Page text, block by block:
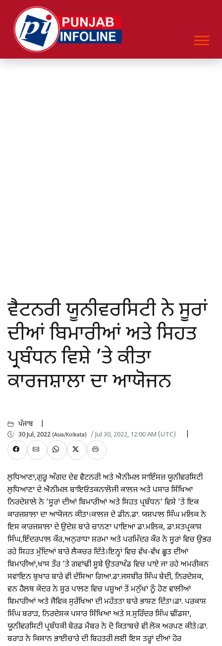
ਵੈਟਨਰੀ ਯੂਨੀਵਰਸਿਟੀ ਨੇ ਸੂਰਾਂ
ਦੀਆਂ ਬਿਮਾਰੀਆਂ ਅਤੇ ਸਿਹਤ
ਪ੍ਰਬੰਧਨ ਵਿਸ਼ੇ ’ਤੇ ਕੀਤਾ
ਕਾਰਜਸ਼ਾਲਾ ਦਾ ਆਯੋਜਨ
ਪੰਜਾਬ
30 Jul, 2022 (Asia/Kolkata) / Jul 30, 2022, 12:00 AM (UTC)
ਲੁਧਿਆਣਾ,ਗੁਰੂ ਅੰਗਦ ਦੇਵ ਵੈਟਨਰੀ ਅਤੇ ਐਨੀਮਲ ਸਾਇੰਸਜ਼ ਯੂਨੀਵਰਸਿਟੀ
ਲੁਧਿਆਣਾ ਦੇ ਐਨੀਮਲ ਬਾਇਓਤਕਨਾਲੋਜੀ ਕਾਲਜ ਅਤੇ ਪਸਾਰ ਸਿੱਖਿਆ
ਨਿਰਦੇਸ਼ਾਲੇ ਨੇ ’ਸੂਰਾਂ ਦੀਆਂ ਬਿਮਾਰੀਆਂ ਅਤੇ ਸਿਹਤ ਪ੍ਰਬੰਧਨ’ ਵਿਸ਼ੇ ’ਤੇ ਇਕ
ਕਾਰਜਸ਼ਾਲਾ ਦਾ ਆਯੋਜਨ ਕੀਤਾ।ਕਾਲਜ ਦੇ ਡੀਨ.ਡਾ. ਯਸ਼ਪਾਲ ਸਿੰਘ ਮਲਿਕ ਨੇ
ਇਸ ਕਾਰਜਸ਼ਾਲਾ ਦੇ ਉਦੇਸ਼ ਬਾਰੇ ਚਾਨਣਾ ਪਾਇਆ ਡਾ.ਮਲਿਕ, ਡਾ.ਸਤਪ੍ਰਕਾਸ਼
ਸਿੰਘ,ਇੰਦਰਪਾਲ ਕੌਰ,ਅਨੁਰਾਧਾ ਸ਼ਰਮਾ ਅਤੇ ਪਰਮਿੰਦਰ ਕੌਰ ਨੇ ਸੂਰਾਂ ਵਿਚ ਉਭਰ
ਰਹੇ ਸਿਹਤ ਮੁੱਦਿਆਂ ਬਾਰੇ ਲੈਕਚਰ ਦਿੱਤੇ।ਇਨ੍ਹਾਂ ਵਿਚ ਵੱਖ-ਵੱਖ ਛੂਤ ਦੀਆਂ
ਬਿਮਾਰੀਆਂ,ਖਾਸ ਤੌਰ ’ਤੇ ਗਵਾਂਢੀ ਸੂਬੇ ਉਤਰਾਖੰਡ ਵਿਚ ਪਾਏ ਜਾ ਰਹੇ ਅਮਰੀਕਨ
ਸਵਾਇਨ ਬੁਖਾਰ ਬਾਰੇ ਵੀ ਦੱਸਿਆ ਗਿਆ.ਡਾ.ਜਸਬੀਰ ਸਿੰਘ ਬੇਦੀ, ਨਿਰਦੇਸ਼ਕ,
ਵਨ ਹੈਲਥ ਕੇਂਦਰ ਨੇ ਸੂਰ ਪਾਲਣ ਵਿਚ ਪਸ਼ੂਆਂ ਤੋਂ ਮਨੁੱਖਾਂ ਨੂੰ ਹੋਣ ਵਾਲੀਆਂ
ਬਿਮਾਰੀਆਂ ਅਤੇ ਜੈਵਿਕ ਸੁਰੱਖਿਆ ਦੀ ਮਹੱਤਤਾ ਬਾਰੇ ਭਾਸ਼ਣ ਦਿੱਤਾ।ਡਾ. ਪਰਕਾਸ਼
ਸਿੰਘ ਬਰਾੜ, ਨਿਰਦੇਸ਼ਕ ਪਸਾਰ ਸਿੱਖਿਆ ਅਤੇ ਸ.ਸੁਰਿੰਦਰ ਸਿੰਘ ਢੀਂਡਸਾ,
ਯੂਨੀਵਰਸਿਟੀ ਪ੍ਰਬੰਧਕੀ ਬੋਰਡ ਮੈਂਬਰ ਨੇ ਦੋ ਕਿਤਾਬਚੇ ਵੀ ਲੋਕ ਅਰਪਣ ਕੀਤੇ।ਡਾ.
ਬਰਾੜ ਨੇ ਕਿਸਾਨ ਭਾਈਚਾਰੇ ਦੀ ਬਿਹਤਰੀ ਲਈ ਇਸ ਤਰ੍ਹਾਂ ਦੀਆਂ ਹੋਰ